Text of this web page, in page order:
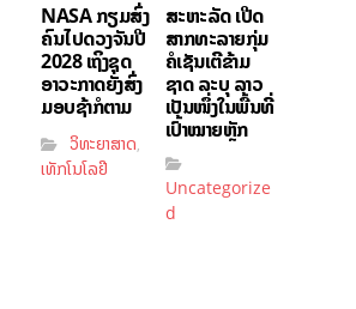
NASA ກຽມສົ່ງ
ຄົນໄປດວງຈັນປີ
2028 ເຖິງຊຸດ
ອາວະກາດຍັງສົ່ງ
ມອບຊ້າກໍຕາມ
ວິທະຍາສາດ,
ເທັກໂນໂລຢີ
ສະຫະລັດ ເປີດ
ສາກທະລາຍກຸ່ມ
ຄໍເຊັນເຕີຂ້າມ
ຊາດ ລະບຸ ລາວ
ເປັນໜຶ່ງໃນພື້ນທີ່
ເປົ້າໝາຍຫຼັກ
Uncategorize
d